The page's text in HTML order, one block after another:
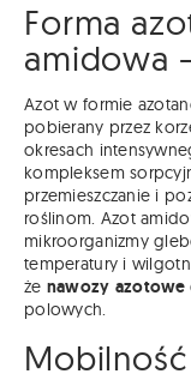
Forma
amidowa
Azot w formie
pobierany przez
okresach
kompleksem
przemieszczanie i
roślinom. Azot
mikroorganizmy
temperatury i
że nawozy azotowe
polowych.